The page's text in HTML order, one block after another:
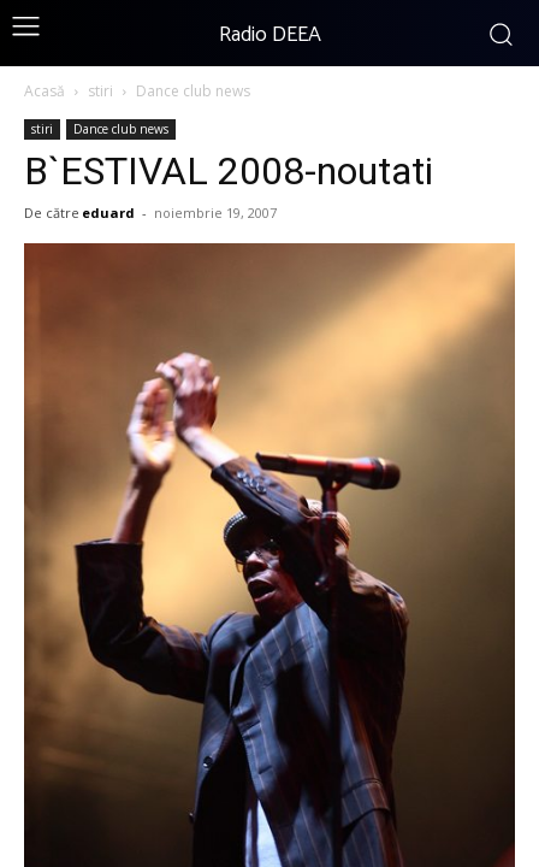
Radio DEEA
Acasă stiri Dance club news
stiri Dance club news
B`ESTIVAL 2008-noutati
De către eduard - noiembrie 19, 2007